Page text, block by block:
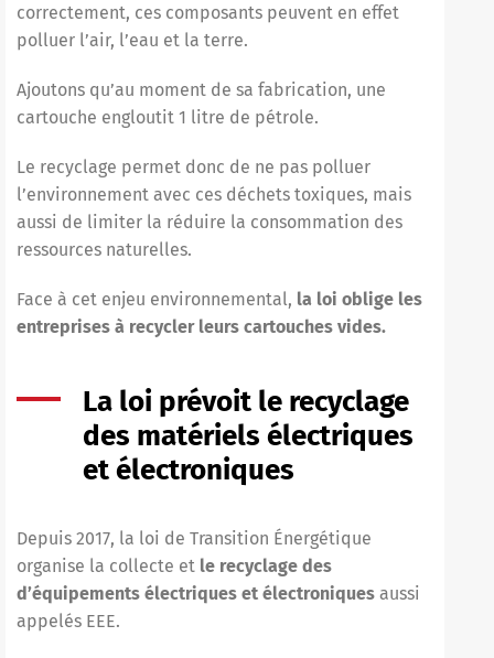
correctement, ces composants peuvent en effet
polluer l’air, l’eau et la terre.
Ajoutons qu’au moment de sa fabrication, une
cartouche engloutit 1 litre de pétrole.
Le recyclage permet donc de ne pas polluer
l’environnement avec ces déchets toxiques, mais
aussi de limiter la réduire la consommation des
ressources naturelles.
Face à cet enjeu environnemental, la loi oblige les
entreprises à recycler leurs cartouches vides.
La loi prévoit le recyclage
des matériels électriques
et électroniques
Depuis 2017, la loi de Transition Énergétique
organise la collecte et le recyclage des
d’équipements électriques et électroniques aussi
appelés EEE.